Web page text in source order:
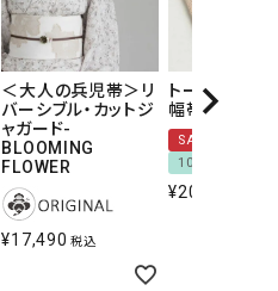
＜大人の兵児帯＞リ
バーシブル・カットジ
ャガード-
BLOOMING
FLOWER
¥17,490 税込
トーションレ
幅帯-marry
SALE対象商品
10％OFF
¥20,790